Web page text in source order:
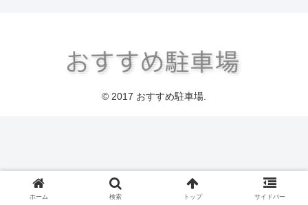
© 2017 おすすめ駐車場.
ホーム 検索 トップ サイドバー